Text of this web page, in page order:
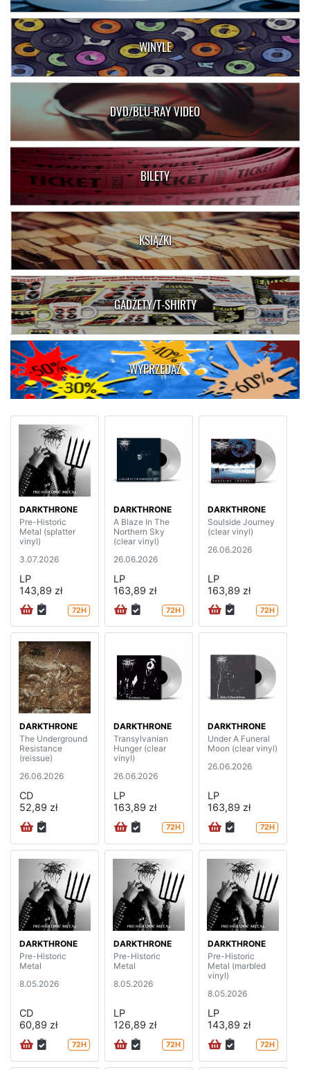
WINYLE
DVD/BLU-RAY VIDEO
BILETY
KSIĄŻKI
GADŻETY/T-SHIRTY
WYPRZEDAŻ
DARKTHRONE
Pre-Historic
Metal (splatter
vinyl)
3.07.2026
LP
143,89 zł
72H
DARKTHRONE
A Blaze In The
Northern Sky
(clear vinyl)
26.06.2026
LP
163,89 zł
72H
DARKTHRONE
Soulside Journey
(clear vinyl)
26.06.2026
LP
163,89 zł
72H
DARKTHRONE
The Underground
Resistance
(reissue)
26.06.2026
CD
52,89 zł
DARKTHRONE
Transylvanian
Hunger (clear
vinyl)
26.06.2026
LP
163,89 zł
72H
DARKTHRONE
Under A Funeral
Moon (clear vinyl)
26.06.2026
LP
163,89 zł
72H
DARKTHRONE
Pre-Historic
Metal
8.05.2026
CD
60,89 zł
72H
DARKTHRONE
Pre-Historic
Metal
8.05.2026
LP
126,89 zł
72H
DARKTHRONE
Pre-Historic
Metal (marbled
vinyl)
8.05.2026
LP
143,89 zł
72H